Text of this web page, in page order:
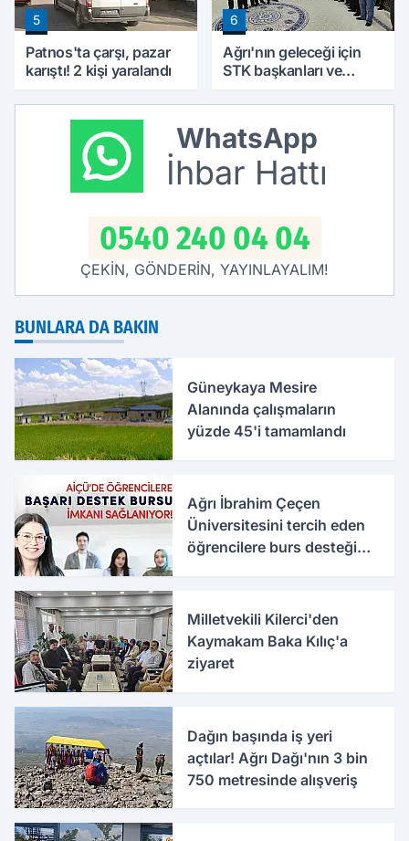
5
Patnos'ta çarşı, pazar
karıştı! 2 kişi yaralandı
6
Ağrı'nın geleceği için
STK başkanları ve
araya geldi
WhatsApp
İhbar Hattı
0540 240 04 04
ÇEKİN, GÖNDERİN, YAYINLAYALIM!
BUNLARA DA BAKIN
Güneykaya Mesire
Alanında çalışmaların
yüzde 45'i tamamlandı
Ağrı İbrahim Çeçen
Üniversitesini tercih eden
öğrencilere burs desteği
Milletvekili Kilerci'den
Kaymakam Baka Kılıç'a
ziyaret
Dağın başında iş yeri
açtılar! Ağrı Dağı'nın 3 bin
750 metresinde alışveriş